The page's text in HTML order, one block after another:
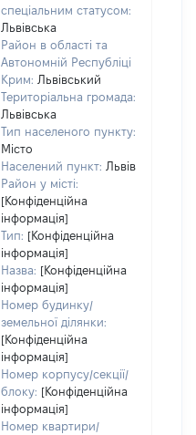
спеціальним статусом:
Львівська
Район в області та
Автономній Республіці
Крим: Львівський
Територіальна громада:
Львівська
Тип населеного пункту:
Місто
Населений пункт: Львів
Район у місті:
[Конфіденційна
інформація]
Тип: [Конфіденційна
інформація]
Назва: [Конфіденційна
інформація]
Номер будинку/
земельної ділянки:
[Конфіденційна
інформація]
Номер корпусу/секції/
блоку: [Конфіденційна
інформація]
Номер квартири/